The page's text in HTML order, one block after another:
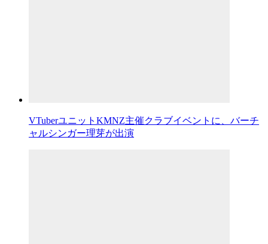
VTuberユニットKMNZ主催クラブイベントに、バーチ
ャルシンガー理芽が出演